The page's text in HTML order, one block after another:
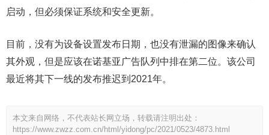
启动，但必须保证系统和安全更新。
目前，没有为设备设置发布日期，也没有泄漏的图像来确认
其外观，但是应该在诺基亚广告队列中排在第二位。该公司
最近将其下一线的发布推迟到2021年。
本文来自网络，不代表站长网立场，转载请注明出处：
https://www.zwzz.com.cn/html/yidong/pc/2021/0523/4873.html